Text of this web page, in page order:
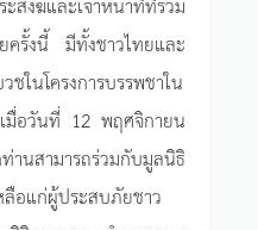
ครั้งนี้ มีทั้งชาวไทยและ
ชในโครงการบรรพชาใน
อวันที่ 12 พฤศจิกายน
นสามารถร่วมกับมูลนิธิ
ลือแก่ผู้ประสบภัยชาว